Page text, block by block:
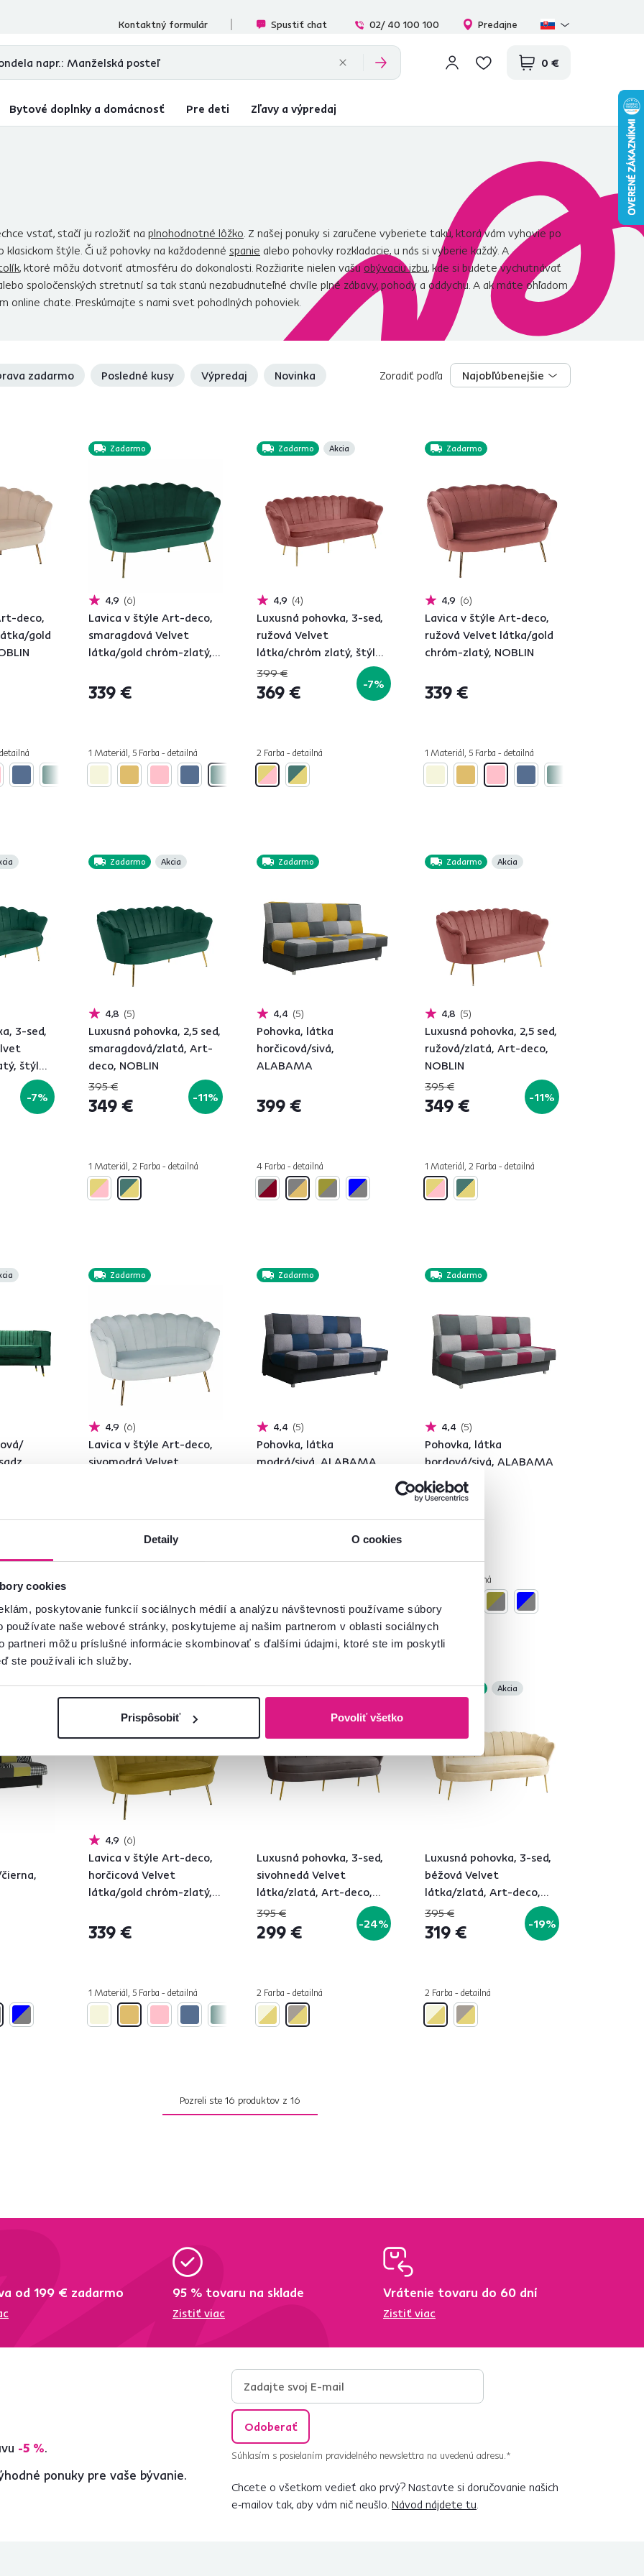
Detaily O cookies
cookies
poskytovanie funkcií sociálnych médií a analýzu návštevnosti používame súbory
používate naše webové stránky, poskytujeme aj našim partnerom v oblasti sociálnych
partneri môžu príslušné informácie skombinovať s ďalšími údajmi, ktoré ste im poskytli
ste používali ich služby.
Prispôsobiť Povoliť všetko
Kontaktný formulár
Spustiť chat 02/ 40 100 100 Predajne
0 €
Bytové doplnky a domácnosť Pre deti Zľavy a výpredaj
vstať, stačí ju rozložiť na plnohodnotné lôžko . Z našej ponuky si zaručene vyberiete takú, ktorá vám vyhovie po
štýle. Či už pohovky na každodenné spanie alebo pohovky rozkladacie, u nás si vyberie každý. A
, ktoré môžu dotvoriť atmosféru do dokonalosti. Rozžiarite nielen vašuobývaciu izbu, kde si budete vychutnávať
alebo spoločenských stretnutí sa tak stanú nezabudnuteľné chvíle plné zábavy, pohody a oddychu. A ak máte ohľadom
online chate. Preskúmajte s nami svet pohodlných pohoviek.
zadarmo Posledné kusy Výpredaj Novinka Najobľúbenejšie
Zoradiť podľa Najobľúbenejšie
deco,
gold
Zadarmo
4,9 6
Lavica v štýle Art-deco,
smaragdová Velvet
látka/gold chróm-zlatý,
339 €
1 Materiál, 5 Farba - detailná
Zadarmo Akcia
4,9 4
Luxusná pohovka, 3-sed,
ružová Velvet
látka/chróm zlatý, štýl
Art-deco, NOBLIN
399 €
369 € -7%
2 Farba - detailná
Zadarmo
4,9 6
Lavica v štýle Art-deco,
ružová Velvet látka/gold
chróm-zlatý, NOBLIN
339 €
1 Materiál, 5 Farba - detailná
3-sed,
štýl
-7%
Zadarmo Akcia
4,8 5
Luxusná pohovka, 2,5 sed,
smaragdová/zlatá, Art-
deco, NOBLIN
395 €
349 € -11%
1 Materiál, 2 Farba - detailná
Zadarmo
4,4 5
Pohovka, látka
horčicová/sivá,
ALABAMA
399 €
4 Farba - detailná
Zadarmo Akcia
4,8 5
Luxusná pohovka, 2,5 sed,
ružová/zlatá, Art-deco,
NOBLIN
395 €
349 € -11%
1 Materiál, 2 Farba - detailná
Zadarmo
4,9 6
Lavica v štýle Art-deco,
sivomodrá Velvet
339 €
Zadarmo
4,4 5
Pohovka, látka
modrá/sivá, ALABAMA
399 €
Zadarmo
4,4 5
Pohovka, látka
bordová/sivá, ALABAMA
399 €
4 Farba - detailná
Zadarmo
4,9 6
Lavica v štýle Art-deco,
horčicová Velvet
látka/gold chróm-zlatý,
339 €
1 Materiál, 5 Farba - detailná
Zadarmo
Akcia
Luxusná pohovka, 3-sed,
sivohnedá Velvet
látka/zlatá, Art-deco,
NOBLEO TYP 2
395 €
299 € -24%
2 Farba - detailná
Zadarmo
Akcia
Luxusná pohovka, 3-sed,
béžová Velvet
látka/zlatá, Art-deco,
NOBLEO TYP 2
395 €
319 € -19%
2 Farba - detailná
Pozreli ste 16 produktov z 16
od 199 € zadarmo 95 % tovaru na sklade
Zistiť viac
Vrátenie tovaru do 60 dní
Zistiť viac
-5 %.
ponuky pre vaše bývanie.
Odoberať
Súhlasím s posielaním pravidelného newslettra na uvedenú adresu.*
Chcete o všetkom vedieť ako prvý? Nastavte si doručovanie našich
e‑mailov tak, aby vám nič neušlo. Návod nájdete tu